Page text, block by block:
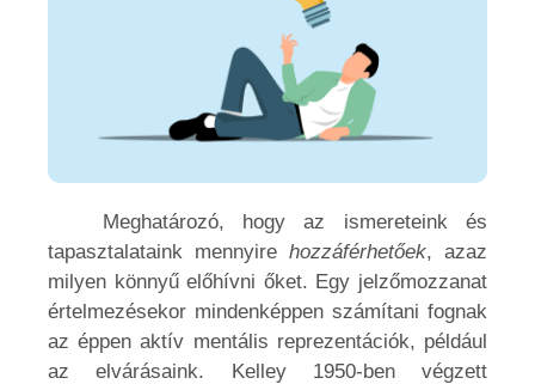
Meghatározó, hogy az ismereteink és
tapasztalataink mennyire hozzáférhetőek, azaz
milyen könnyű előhívni őket. Egy jelzőmozzanat
értelmezésekor mindenképpen számítani fognak
az éppen aktív mentális reprezentációk, például
az elvárásaink. Kelley 1950-ben végzett